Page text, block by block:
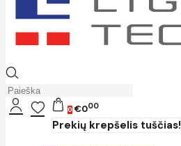
0 €000
Prekių krepšelis tuščias!